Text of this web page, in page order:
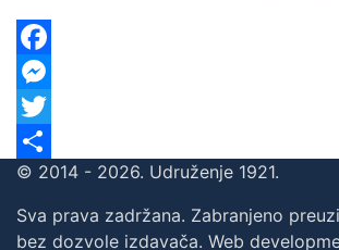
Facebook
Messenger
Twitter
Share
© 2014 - 2026. Udruženje 1921.
Sva prava zadržana. Zabranjeno
bez dozvole izdavača. Web